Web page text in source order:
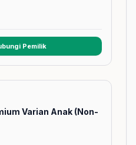
Pemilik
(membuka tab baru)
Varian Anak (Non-